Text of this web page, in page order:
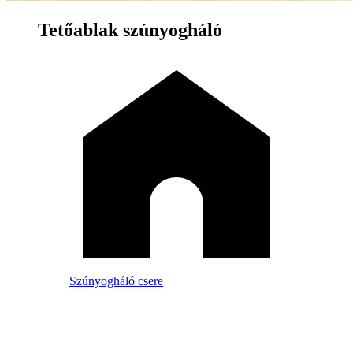
Tetőablak szúnyogháló
Szúnyogháló csere